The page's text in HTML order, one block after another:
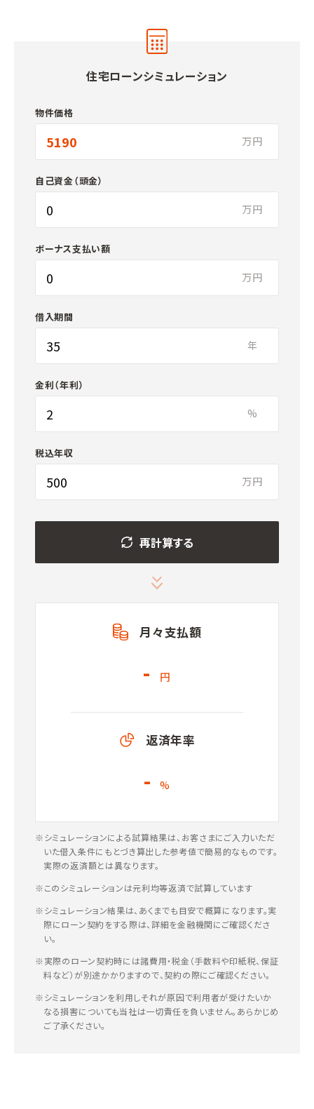
住宅ローンシミュレーション
物件価格
万円
自己資金（頭金）
万円
ボーナス支払い額
万円
借入期間
年
金利（年利）
%
税込年収
万円
再計算する
月々支払額
- 円
返済年率
- %
※シミュレーションによる試算結果は、お客さまにご入力いただ
いた借入条件にもとづき算出した参考値で簡易的なものです。
実際の返済額とは異なります。
※このシミュレーションは元利均等返済で試算しています
※シミュレーション結果は、あくまでも目安で概算になります。実
際にローン契約をする際は、詳細を金融機関にご確認くださ
い。
※実際のローン契約時には諸費用・税金（手数料や印紙税、保証
料など）が別途かかりますので、契約の際にご確認ください。
※シミュレーションを利用しそれが原因で利用者が受けたいか
なる損害についても当社は一切責任を負いません。あらかじめ
ご了承ください。